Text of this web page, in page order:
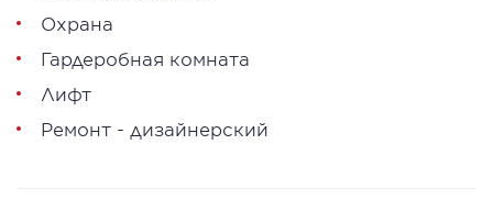
Охрана
Гардеробная комната
Лифт
Ремонт - дизайнерский